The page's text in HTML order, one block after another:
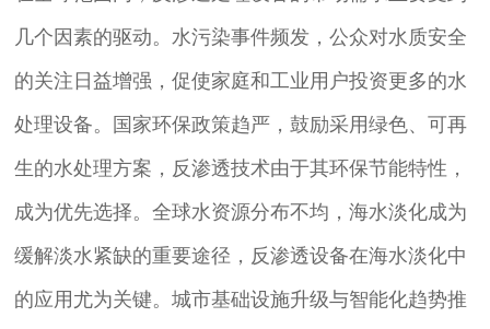
几个因素的驱动。水污染事件频发，公众对水质安全
的关注日益增强，促使家庭和工业用户投资更多的水
处理设备。国家环保政策趋严，鼓励采用绿色、可再
生的水处理方案，反渗透技术由于其环保节能特性，
成为优先选择。全球水资源分布不均，海水淡化成为
缓解淡水紧缺的重要途径，反渗透设备在海水淡化中
的应用尤为关键。城市基础设施升级与智能化趋势推